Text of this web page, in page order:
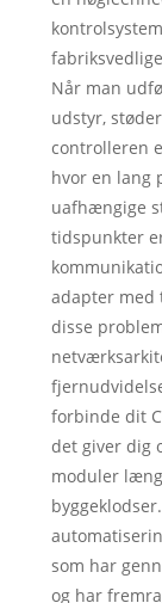
Når man
udstyr,
controlleren
hvor en lang
uafhængige
tidspunkter
adapter med
disse
forbinde dit
det giver dig
moduler
som har
og har